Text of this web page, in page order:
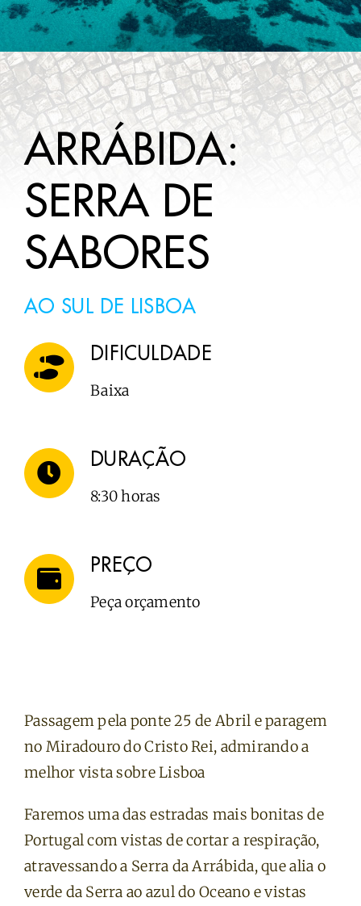
A SABER
CONTACTOS
ARRÁBIDA:
SERRA DE
SABORES
AO SUL DE LISBOA
DIFICULDADE
Baixa
DURAÇÃO
8:30 horas
PREÇO
Peça orçamento
Passagem pela ponte 25 de Abril e paragem
no Miradouro do Cristo Rei, admirando a
melhor vista sobre Lisboa
Faremos uma das estradas mais bonitas de
Portugal com vistas de cortar a respiração,
atravessando a Serra da Arrábida, que alia o
verde da Serra ao azul do Oceano e vistas